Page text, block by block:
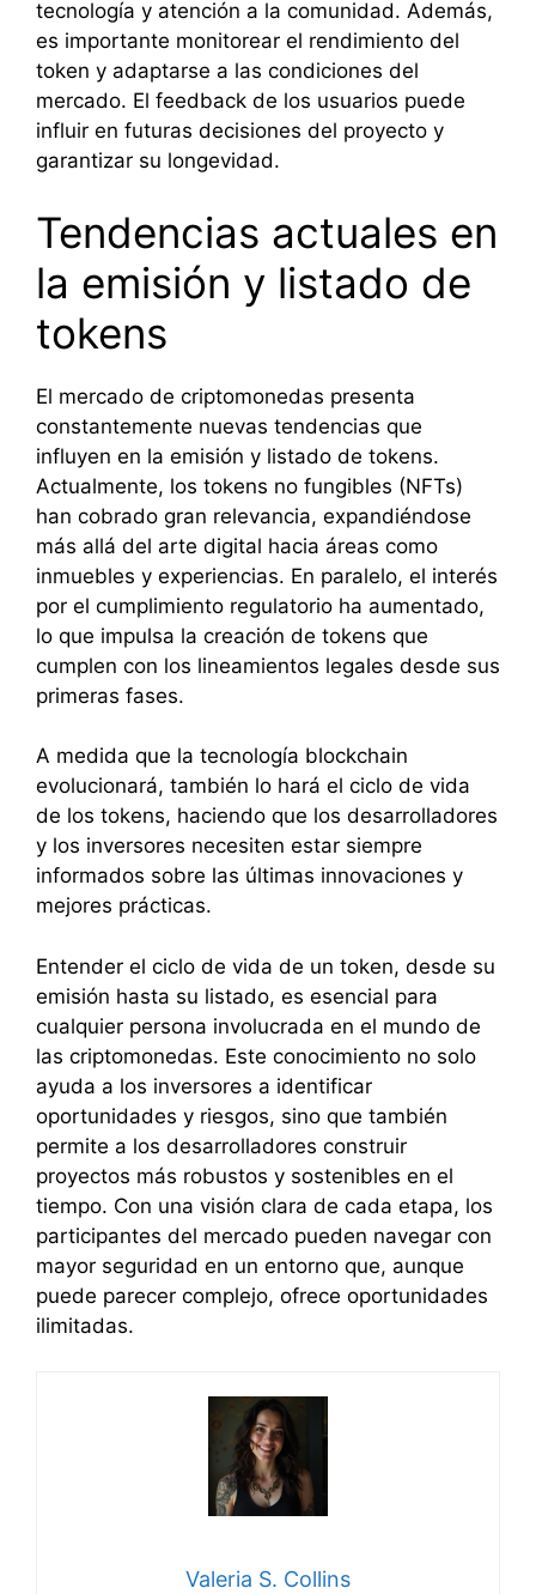
tecnología y atención a la comunidad. Además,
es importante monitorear el rendimiento del
token y adaptarse a las condiciones del
mercado. El feedback de los usuarios puede
influir en futuras decisiones del proyecto y
garantizar su longevidad.
Tendencias actuales en
la emisión y listado de
tokens
El mercado de criptomonedas presenta
constantemente nuevas tendencias que
influyen en la emisión y listado de tokens.
Actualmente, los tokens no fungibles (NFTs)
han cobrado gran relevancia, expandiéndose
más allá del arte digital hacia áreas como
inmuebles y experiencias. En paralelo, el interés
por el cumplimiento regulatorio ha aumentado,
lo que impulsa la creación de tokens que
cumplen con los lineamientos legales desde sus
primeras fases.
A medida que la tecnología blockchain
evolucionará, también lo hará el ciclo de vida
de los tokens, haciendo que los desarrolladores
y los inversores necesiten estar siempre
informados sobre las últimas innovaciones y
mejores prácticas.
Entender el ciclo de vida de un token, desde su
emisión hasta su listado, es esencial para
cualquier persona involucrada en el mundo de
las criptomonedas. Este conocimiento no solo
ayuda a los inversores a identificar
oportunidades y riesgos, sino que también
permite a los desarrolladores construir
proyectos más robustos y sostenibles en el
tiempo. Con una visión clara de cada etapa, los
participantes del mercado pueden navegar con
mayor seguridad en un entorno que, aunque
puede parecer complejo, ofrece oportunidades
ilimitadas.
Valeria S. Collins